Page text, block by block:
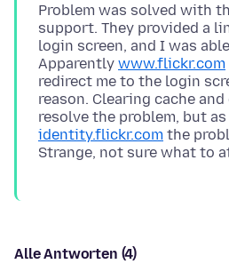
Problem was solved with
support. They provided a
login screen, and I was
Apparently www.flickr.com
redirect me to the login
reason. Clearing cache
resolve the problem, but
identity.flickr.com the
Alle Antworten (4)